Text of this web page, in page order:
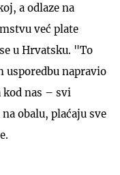
a odlaze na
već plate
u Hrvatsku. "To
usporedbu napravio
kod nas – svi
obalu, plaćaju sve